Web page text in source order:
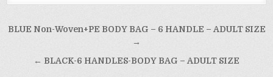
Навигация
записям
BLUE Non-Woven+PE BODY BAG – 6 HANDLE – ADULT SIZE
→
← BLACK-6 HANDLES-BODY BAG – ADULT SIZE